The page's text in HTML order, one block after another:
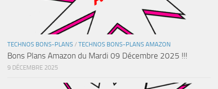
TECHNOS BONS-PLANS / TECHNOS BONS-PLANS AMAZON
Bons Plans Amazon du Mardi 09 Décembre 2025 !!!
9 DÉCEMBRE 2025